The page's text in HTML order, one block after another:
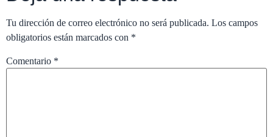
Tu dirección de correo electrónico no será publicada. Los campos
obligatorios están marcados con *
Comentario *